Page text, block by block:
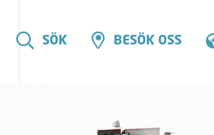
SÖK BESÖK OSS